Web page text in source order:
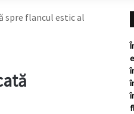
spre flancul estic al